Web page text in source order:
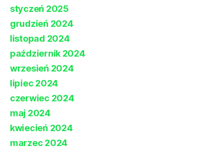
styczeń 2025
grudzień 2024
listopad 2024
październik 2024
wrzesień 2024
lipiec 2024
czerwiec 2024
maj 2024
kwiecień 2024
marzec 2024